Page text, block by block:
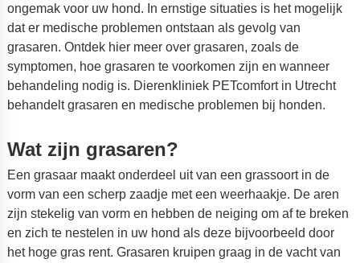
ongemak voor uw hond. In ernstige situaties is het mogelijk
dat er medische problemen ontstaan als gevolg van
grasaren. Ontdek hier meer over grasaren, zoals de
symptomen, hoe grasaren te voorkomen zijn en wanneer
behandeling nodig is. Dierenkliniek PETcomfort in Utrecht
behandelt grasaren en medische problemen bij honden.
Wat zijn grasaren?
Een grasaar maakt onderdeel uit van een grassoort in de
vorm van een scherp zaadje met een weerhaakje. De aren
zijn stekelig van vorm en hebben de neiging om af te breken
en zich te nestelen in uw hond als deze bijvoorbeeld door
het hoge gras rent. Grasaren kruipen graag in de vacht van